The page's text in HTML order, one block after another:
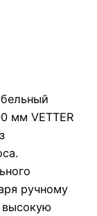
мм VETTER
ручному
высокую